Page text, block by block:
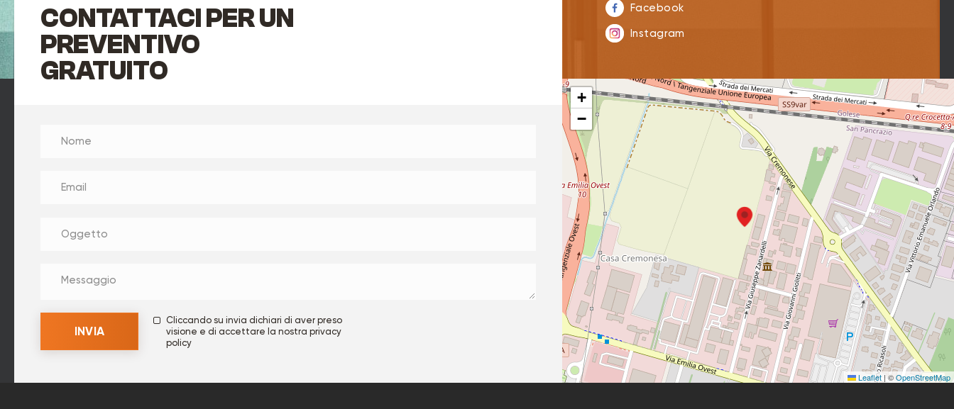
Facebook
Instagram
CONTATTACI PER UN
PREVENTIVO
GRATUITO
Cliccando su invia dichiari di aver preso
visione e di accettare la nostra privacy
policy
+
−
Leaflet|©OpenStreetMap